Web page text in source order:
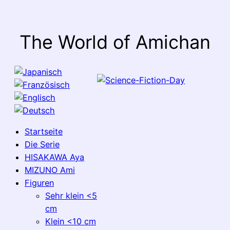
The World of Amichan
Startseite
Die Serie
HISAKAWA Aya
MIZUNO Ami
Figuren
Sehr klein <5
cm
Klein <10 cm